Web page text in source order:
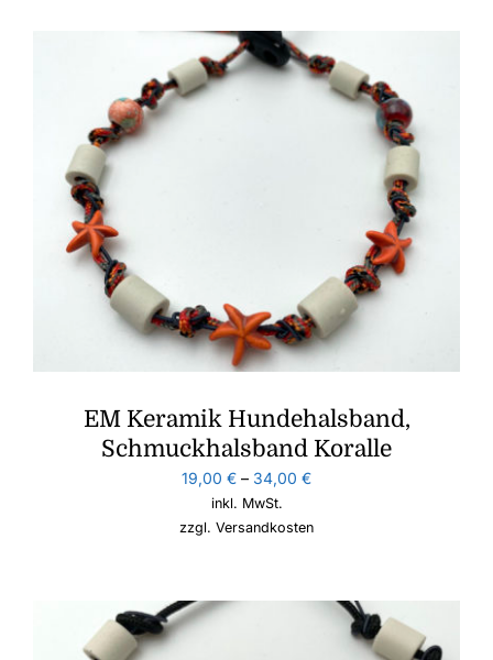
EM Keramik Hundehalsband,
Schmuckhalsband Koralle
19,00 € – 34,00 €
inkl. MwSt.
zzgl. Versandkosten